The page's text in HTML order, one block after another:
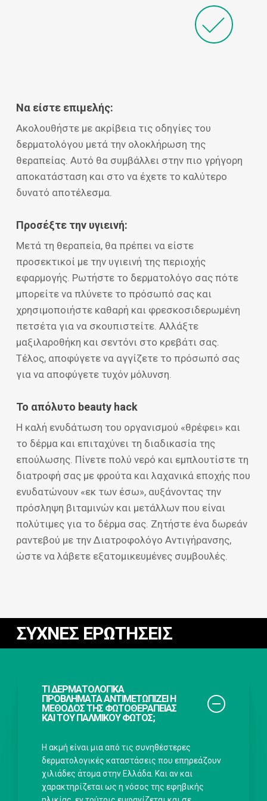
Να είστε επιμελής:
Ακολουθήστε με ακρίβεια τις οδηγίες του
δερματολόγου μετά την ολοκλήρωση της
θεραπείας. Αυτό θα συμβάλλει στην πιο γρήγορη
αποκατάσταση και στο να έχετε το καλύτερο
δυνατό αποτέλεσμα.
Προσέξτε την υγιεινή:
Μετά τη θεραπεία, θα πρέπει να είστε
προσεκτικοί με την υγιεινή της περιοχής
εφαρμογής. Ρωτήστε το δερματολόγο σας πότε
μπορείτε να πλύνετε το πρόσωπό σας και
χρησιμοποιήστε καθαρή και φρεσκοσιδερωμένη
πετσέτα για να σκουπιστείτε. Αλλάξτε
μαξιλαροθήκη και σεντόνι στο κρεβάτι σας.
Τέλος, αποφύγετε να αγγίζετε το πρόσωπό σας
για να αποφύγετε τυχόν μόλυνση.
Το απόλυτο beauty hack
Η καλή ενυδάτωση του οργανισμού «θρέφει» και
το δέρμα και επιταχύνει τη διαδικασία της
επούλωσης. Πίνετε πολύ νερό και εμπλουτίστε τη
διατροφή σας με φρούτα και λαχανικά εποχής που
ενυδατώνουν «εκ των έσω», αυξάνοντας την
πρόσληψη βιταμινών και μετάλλων που είναι
πολύτιμες για το δέρμα σας. Ζητήστε ένα δωρεάν
ραντεβού με την Διατροφολόγο Αντιγήρανσης,
ώστε να λάβετε εξατομικευμένες συμβουλές.
ΣΥΧΝΕΣ ΕΡΩΤΗΣΕΙΣ
ΤΙ ΔΕΡΜΑΤΟΛΟΓΙΚΆ
ΠΡΟΒΛΉΜΑΤΑ ΑΝΤΙΜΕΤΩΠΊΖΕΙ Η
ΜΈΘΟΔΟΣ ΤΗΣ ΦΩΤΟΘΕΡΑΠΕΊΑΣ
ΚΑΙ ΤΟΥ ΠΑΛΜΙΚΟΎ ΦΩΤΌΣ;
Η ακμή είναι μια από τις συνηθέστερες
δερματολογικές καταστάσεις που επηρεάζουν
χιλιάδες άτομα στην Ελλάδα. Και αν και
χαρακτηρίζεται ως η νόσος της εφηβικής